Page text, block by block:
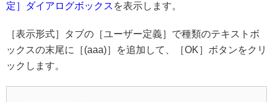
定］ダイアログボックス を表示します。
［表示形式］タブの［ユーザー定義］で種類のテキストボ
ックスの末尾に［(aaa)］を追加して、［OK］ボタンをクリ
ックします。